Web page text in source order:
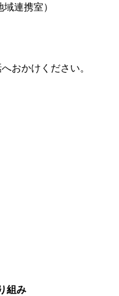
域連携室）
おかけください。
組み